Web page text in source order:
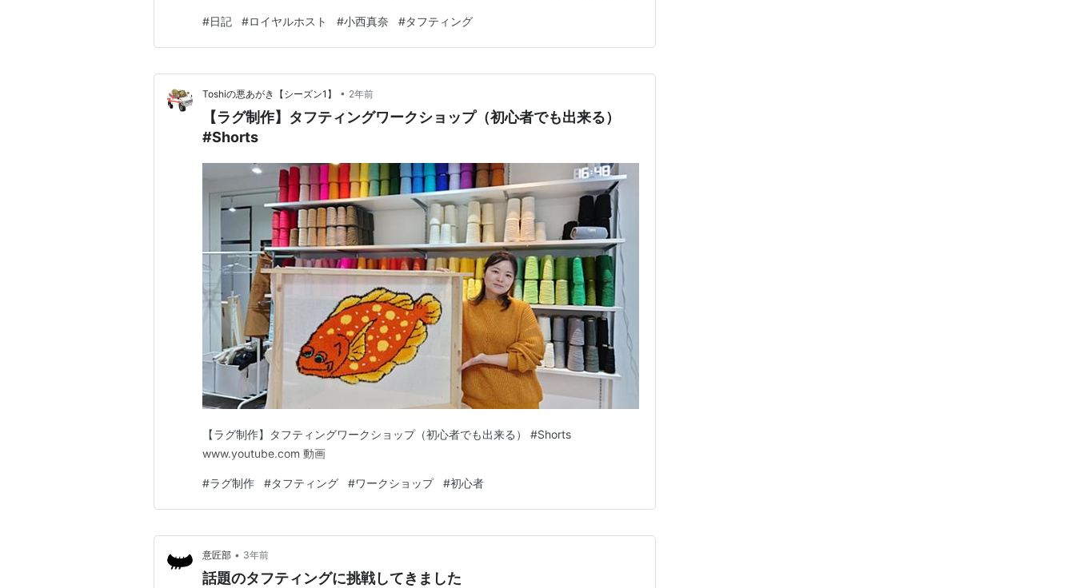
ないボリュームと満足感でとても面白かった。登場人物はみんな魅力的で大好き。早く
アニメ放送も見たい。 特典の設定資料画集 映…
#日記 #ロイヤルホスト #小西真奈 #タフティング
Toshiの悪あがき【シーズン1】 • 2年前
【ラグ制作】タフティングワークショップ（初心者でも出来る）
#Shorts
【ラグ制作】タフティングワークショップ（初心者でも出来る） #Shorts
www.youtube.com 動画
#ラグ制作 #タフティング #ワークショップ #初心者
意匠部 • 3年前
話題のタフティングに挑戦してきました